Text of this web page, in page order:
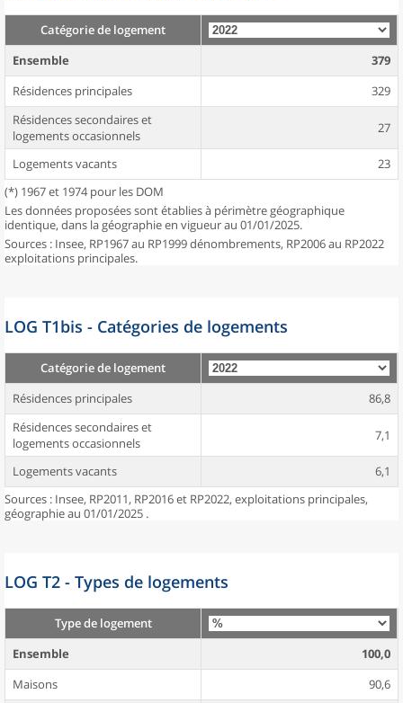
Catégorie de logement
Ensemble
379
Résidences principales
329
Résidences secondaires et
logements occasionnels
27
Logements vacants
23
(*) 1967 et 1974 pour les DOM
Les données proposées sont établies à périmètre géographique
identique, dans la géographie en vigueur au 01/01/2025.
Sources : Insee, RP1967 au RP1999 dénombrements, RP2006 au RP2022
exploitations principales.
LOG T1bis - Catégories de logements
Catégorie de logement
Résidences principales
86,8
Résidences secondaires et
logements occasionnels
7,1
Logements vacants
6,1
Sources : Insee, RP2011, RP2016 et RP2022, exploitations principales,
géographie au 01/01/2025 .
LOG T2 - Types de logements
Type de logement
Ensemble
100,0
Maisons
90,6